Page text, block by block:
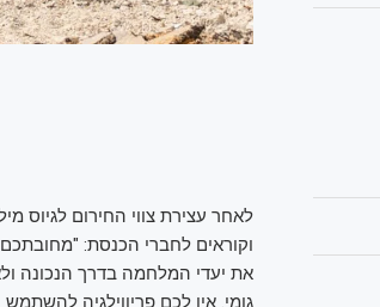
לאחר עצירת צווי החירום לגיוס
וקוראים לחברי הכנסת:
את יעדי המלחמה בדרך הנכונה